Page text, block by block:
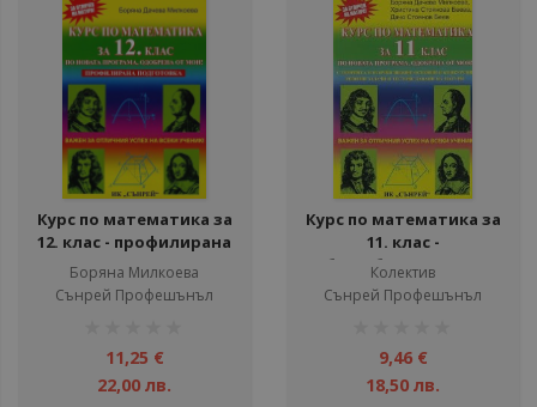
Курс по математика за
12. клас - профилирана
подготовка
Боряна Милкоева
Сънрей Профешънъл
11,25 €
22,00 лв.
Курс по математика за
11. клас -
Общообразователна
подготовка
Колектив
Сънрей Профешънъл
9,46 €
18,50 лв.